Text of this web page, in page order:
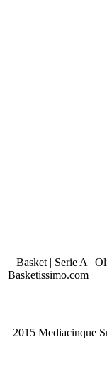
Basket | Serie A |
Basketissimo.com
2015 Mediacinque